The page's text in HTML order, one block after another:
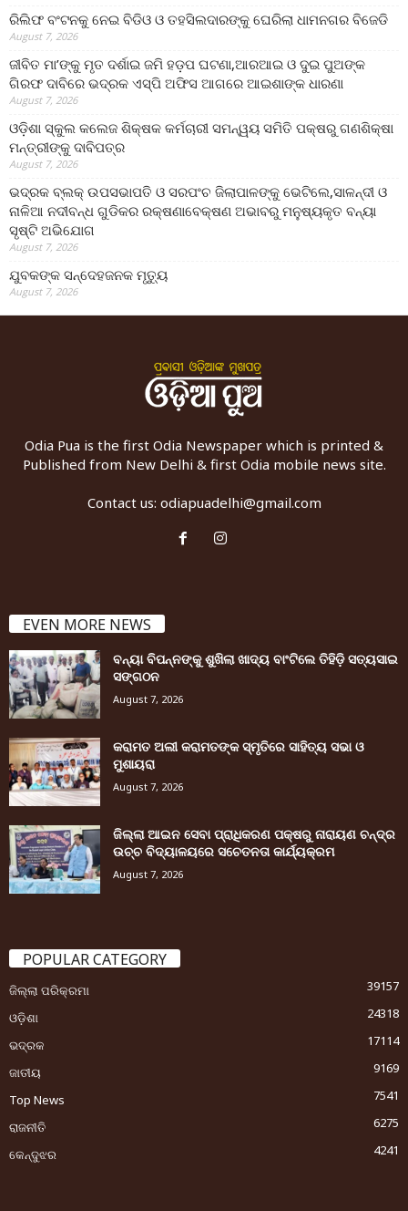
ରିଲିଫ ବଂଟନକୁ ନେଇ ବିଡିଓ ଓ ତହସିଲଦାରଙ୍କୁ ଘେରିଲା ଧାମନଗର ବିଜେଡି
August 7, 2026
ଜୀବିତ ମା’ଙ୍କୁ ମୃତ ଦର୍ଶାଇ ଜମି ହଡ଼ପ ଘଟଣା,ଆରଆଇ ଓ ଦୁଇ ପୁଅଙ୍କ
ଗିରଫ ଦାବିରେ ଭଦ୍ରକ ଏସ୍‌ପି ଅଫିସ ଆଗରେ ଆଇଶାଙ୍କ ଧାରଣା
August 7, 2026
ଓଡ଼ିଶା ସ୍କୁଲ କଲେଜ ଶିକ୍ଷକ କର୍ମଚାରୀ ସମନ୍ୱୟ ସମିତି ପକ୍ଷରୁ ଗଣଶିକ୍ଷା
ମନ୍ତ୍ରୀଙ୍କୁ ଦାବିପତ୍ର
August 7, 2026
ଭଦ୍ରକ ବ୍ଲକ୍ ଉପସଭାପତି ଓ ସରପଂଚ ଜିଲାପାଳଙ୍କୁ ଭେଟିଲେ,ସାଳନ୍ଦୀ ଓ
ନାଳିଆ ନଦୀବନ୍ଧ ଗୁଡିକର ରକ୍ଷଣାବେକ୍ଷଣ ଅଭାବରୁ ମନୁଷ୍ୟକୃତ ବନ୍ୟା
ସୃଷ୍ଟି ଅଭିଯୋଗ
August 7, 2026
ଯୁବକଙ୍କ ସନ୍ଦେହଜନକ ମୃତ୍ୟୁ
August 7, 2026
Odia Pua is the first Odia Newspaper which is printed &
Published from New Delhi & first Odia mobile news site.
Contact us: odiapuadelhi@gmail.com
EVEN MORE NEWS
ବନ୍ୟା ବିପନ୍ନଙ୍କୁ ଶୁଖିଲା ଖାଦ୍ୟ ବାଂଟିଲେ ତିହିଡି଼ ସତ୍ୟସାଇ
ସଙ୍ଗଠନ
August 7, 2026
କରାମତ ଅଲୀ କରାମତଙ୍କ ସ୍ମୃତିରେ ସାହିତ୍ୟ ସଭା ଓ
ମୁଶାୟରା
August 7, 2026
ଜିଲ୍ଲା ଆଇନ ସେବା ପ୍ରାଧିକରଣ ପକ୍ଷରୁ ନାରାୟଣ ଚନ୍ଦ୍ର
ଉଚ୍ଚ ବିଦ୍ୟାଳୟରେ ସଚେତନତା କାର୍ଯ୍ୟକ୍ରମ
August 7, 2026
POPULAR CATEGORY
ଜିଲ୍ଲା ପରିକ୍ରମା
39157
ଓଡ଼ିଶା
24318
ଭଦ୍ରକ
17114
ଜାତୀୟ
9169
Top News
7541
ରାଜନୀତି
6275
କେନ୍ଦୁଝର
4241